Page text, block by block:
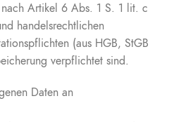
Artikel 6 Abs. 1 S. 1 lit. c
handelsrechtlichen
(aus HGB, StGB
verpflichtet sind.
Daten an